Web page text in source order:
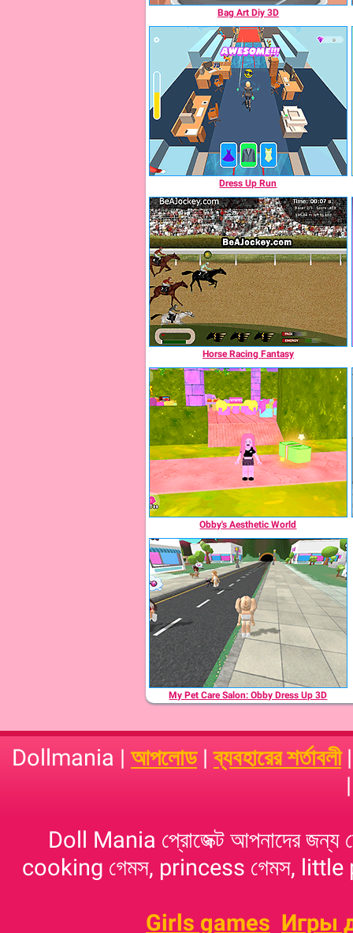
Bag Art Diy 3D
Dress Up Run
Horse Racing Fantasy
Obby's Aesthetic World
My Pet Care Salon: Obby Dress Up 3D
Dollmania | আপলোড|ব্যবহারের শর্তাবলী
Doll Mania প্রোজেক্ট আপনাদের
cooking গেমস, princess গেমস, little
Girls games Игры